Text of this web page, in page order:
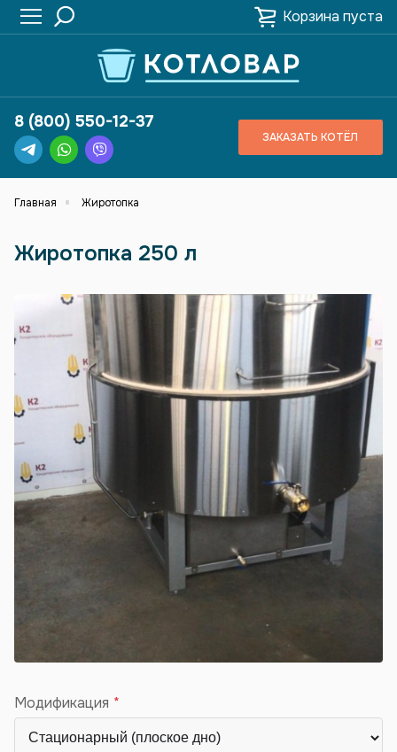
Корзина пуста
8 (800) 550-12-37
ЗАКАЗАТЬ КОТЁЛ
Главная Жиротопка
Жиротопка 250 л
Модификация